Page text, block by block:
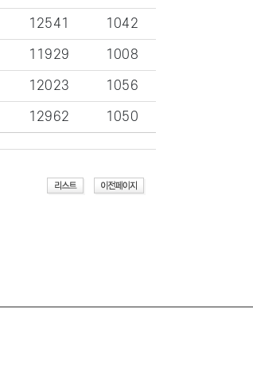
12541 1042
11929 1008
12023 1056
12962 1050